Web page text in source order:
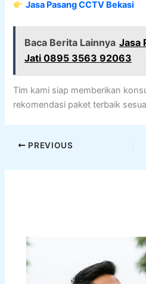
Jasa Pasang CCTV Bekasi
Baca Berita Lainnya Jasa
Jati 0895 3563 92063
Tim kami siap memberikan
rekomendasi paket terbaik
PREVIOUS